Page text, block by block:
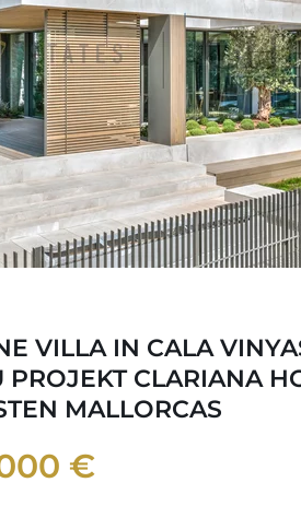
VILLA IN CALA
PROJEKT CLARIANA
MALLORCAS
€